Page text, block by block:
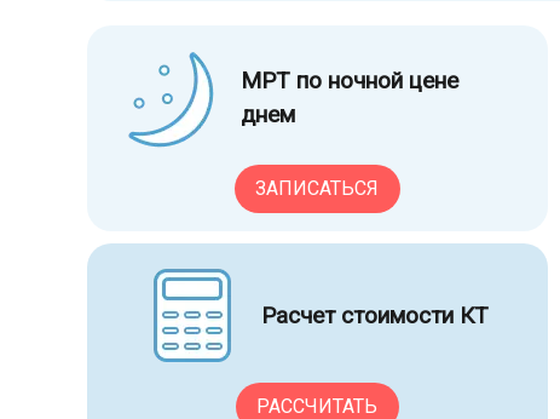
МРТ по ночной цене
днем
ЗАПИСАТЬСЯ
Расчет стоимости КТ
РАССЧИТАТЬ